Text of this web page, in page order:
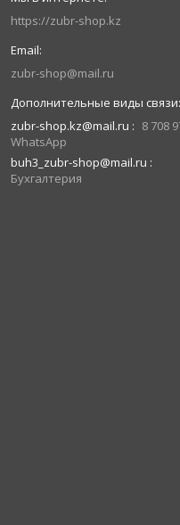
https://zubr-shop.kz
zubr-shop@mail.ru
zubr-shop.kz@mail.ru
8 708
WhatsApp
buh3_zubr-shop@mail.ru
Бухгалтерия